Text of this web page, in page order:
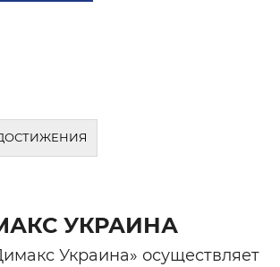
УКРАИНА
Украина» осуществляет